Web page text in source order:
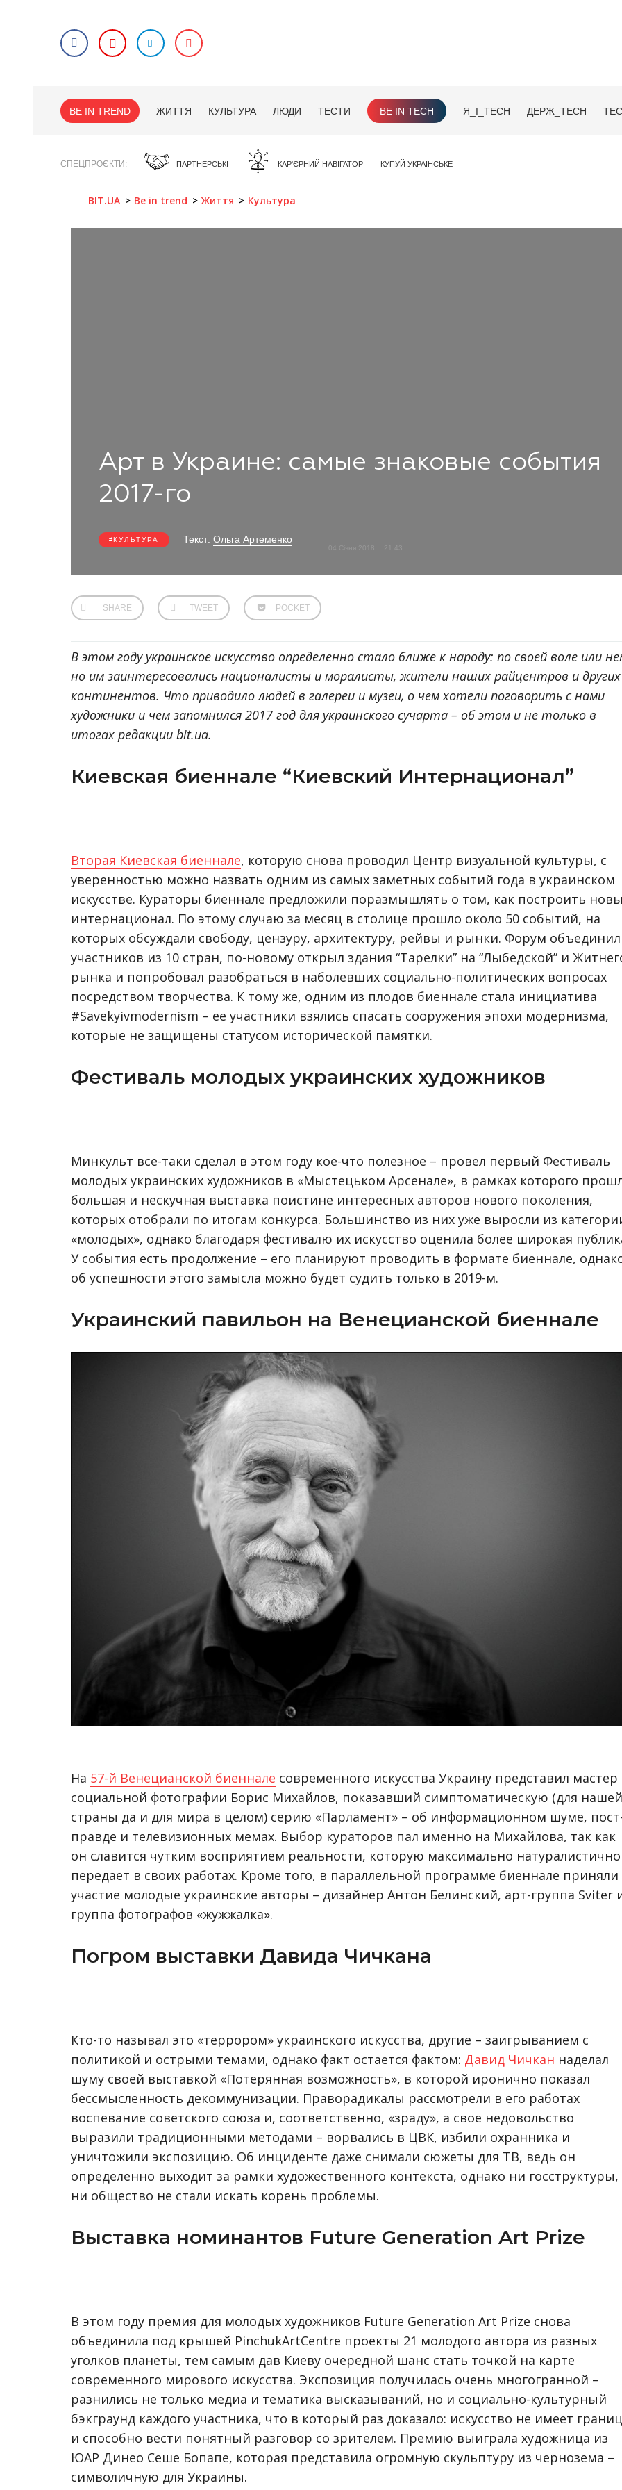
BE IN TREND ЖИТТЯ КУЛЬТУРА ЛЮДИ ТЕСТИ BE IN TECH Я_І_TECH ДЕРЖ_TECH
СПЕЦПРОЄКТИ ПАРТНЕРСЬКІ КАР'ЄРНИЙ НАВІГАТОР КУПУЙ УКРАЇНСЬКЕ
BIT.UA Be in trend Життя Культура
Арт в Украине: самые знаковые события
2017-го
КУЛЬТУРА Текст: Ольга Артеменко
SHARE TWEET POCKET
В этом году украинское искусство определенно стало ближе к народу: по своей воле или
но им заинтересовались националисты и моралисты, жители наших райцентров и других
континентов. Что приводило людей в галереи и музеи, о чем хотели поговорить с нами
художники и чем запомнился 2017 год для украинского сучарта – об этом и не только в
итогах редакции bit.ua.
Киевская биеннале “Киевский Интернационал”
Вторая Киевская биеннале, которую снова проводил Центр визуальной культуры, с
уверенностью можно назвать одним из самых заметных событий года в украинском
искусстве. Кураторы биеннале предложили поразмышлять о том, как построить
интернационал. По этому случаю за месяц в столице прошло около 50 событий, на
которых обсуждали свободу, цензуру, архитектуру, рейвы и рынки. Форум объединил
участников из 10 стран, по-новому открыл здания “Тарелки” на “Лыбедской” и
рынка и попробовал разобраться в наболевших социально-политических вопросах
посредством творчества. К тому же, одним из плодов биеннале стала инициатива
#Savekyivmodernism – ее участники взялись спасать сооружения эпохи модернизма,
которые не защищены статусом исторической памятки.
Фестиваль молодых украинских художников
Минкульт все-таки сделал в этом году кое-что полезное – провел первый Фестиваль
молодых украинских художников в «Мыстецьком Арсенале», в рамках которого
большая и нескучная выставка поистине интересных авторов нового поколения,
которых отобрали по итогам конкурса. Большинство из них уже выросли из
«молодых», однако благодаря фестивалю их искусство оценила более широкая
У события есть продолжение – его планируют проводить в формате биеннале,
об успешности этого замысла можно будет судить только в 2019-м.
Украинский павильон на Венецианской биеннале
На 57-й Венецианской биеннале современного искусства Украину представил мастер
социальной фотографии Борис Михайлов, показавший симптоматическую (для нашей
страны да и для мира в целом) серию «Парламент» – об информационном шуме,
правде и телевизионных мемах. Выбор кураторов пал именно на Михайлова, так как
он славится чутким восприятием реальности, которую максимально натуралистично
передает в своих работах. Кроме того, в параллельной программе биеннале приняли
участие молодые украинские авторы – дизайнер Антон Белинский, арт-группа Sviter
группа фотографов «жужжалка».
Погром выставки Давида Чичкана
Кто-то называл это «террором» украинского искусства, другие – заигрыванием с
политикой и острыми темами, однако факт остается фактом: Давид Чичкан наделал
шуму своей выставкой «Потерянная возможность», в которой иронично показал
бессмысленность декоммунизации. Праворадикалы рассмотрели в его работах
воспевание советского союза и, соответственно, «зраду», а свое недовольство
выразили традиционными методами – ворвались в ЦВК, избили охранника и
уничтожили экспозицию. Об инциденте даже снимали сюжеты для ТВ, ведь он
определенно выходит за рамки художественного контекста, однако ни госструктуры,
ни общество не стали искать корень проблемы.
Выставка номинантов Future Generation Art Prize
В этом году премия для молодых художников Future Generation Art Prize снова
объединила под крышей PinchukArtCentre проекты 21 молодого автора из разных
уголков планеты, тем самым дав Киеву очередной шанс стать точкой на карте
современного мирового искусства. Экспозиция получилась очень многогранной –
разнились не только медиа и тематика высказываний, но и социально-культурный
бэкграунд каждого участника, что в который раз доказало: искусство не имеет границ
и способно вести понятный разговор со зрителем. Премию выиграла художница из
ЮАР Динео Сеше Бопапе, которая представила огромную скульптуру из чернозема –
символичную для Украины.